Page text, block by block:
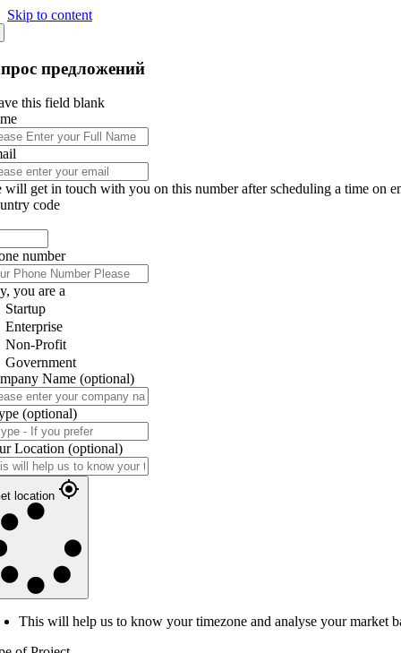
Skip to content
предложений
this field blank
will get in touch with you on this number after scheduling a time on
code
number
you are a
Startup
Enterprise
Non-Profit
Government
Name (optional)
(optional)
Location (optional)
location
This will help us to know your timezone and analyse your market